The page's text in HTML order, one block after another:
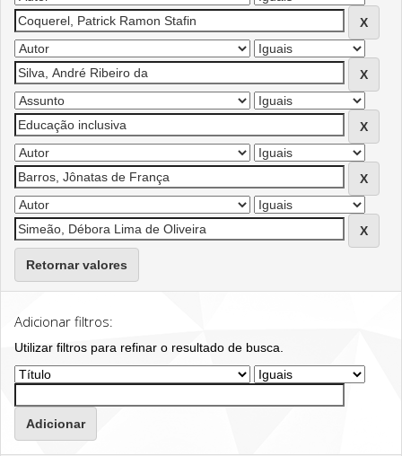
Retornar valores
Adicionar filtros:
Utilizar filtros para refinar o resultado de busca.